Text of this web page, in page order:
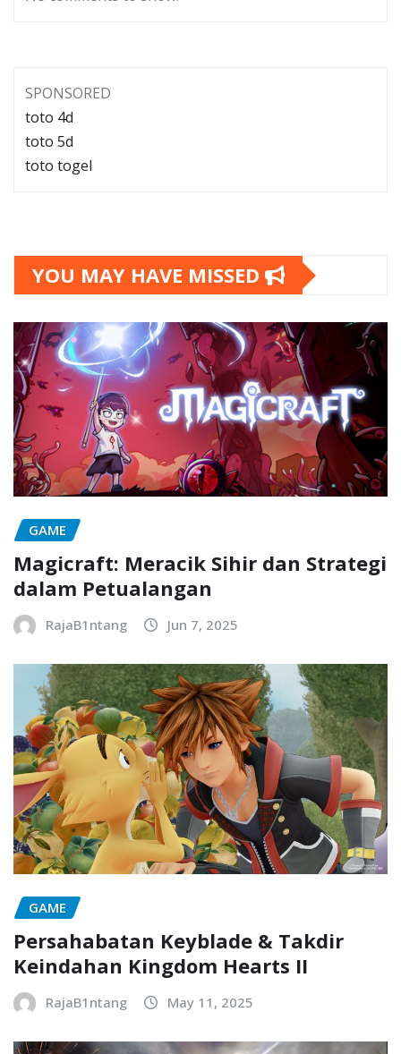
SPONSORED
toto 4d
toto 5d
toto togel
YOU MAY HAVE MISSED
GAME
Magicraft: Meracik Sihir dan Strategi
dalam Petualangan
RajaB1ntang Jun 7, 2025
GAME
Persahabatan Keyblade & Takdir
Keindahan Kingdom Hearts II
RajaB1ntang May 11, 2025